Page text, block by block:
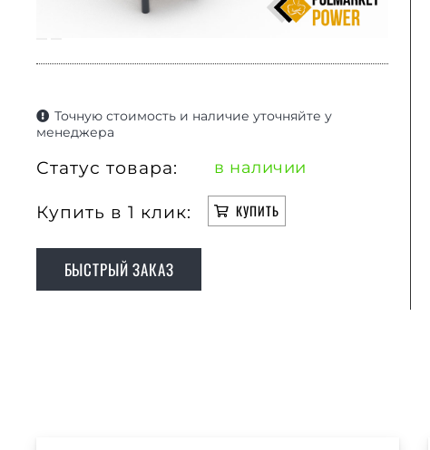
Точную стоимость и наличие уточняйте у
менеджера
Статус товара: в наличии
Купить в 1 клик: КУПИТЬ
БЫСТРЫЙ ЗАКАЗ